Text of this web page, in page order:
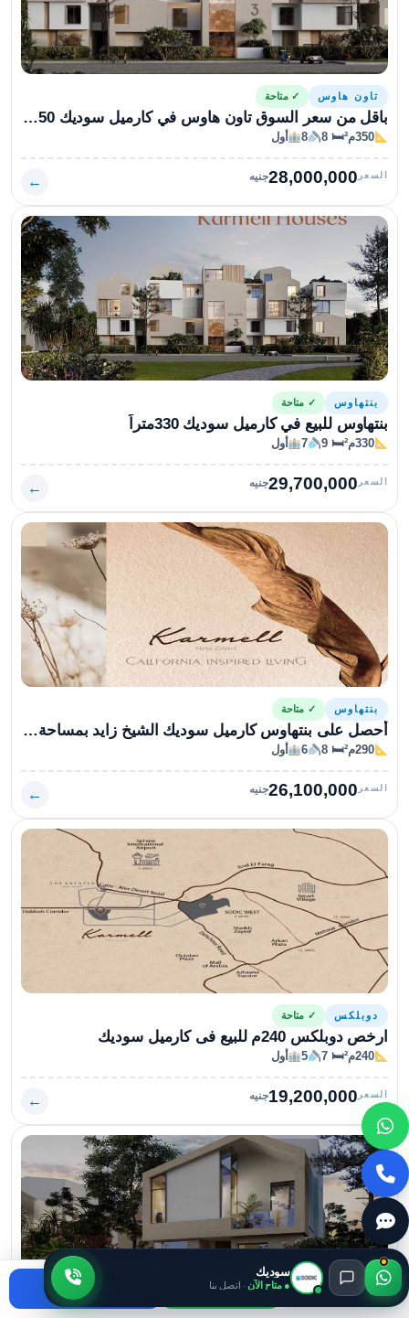
تاون هاوس ✓ متاحة
باقل من سعر السوق تاون هاوس في كارميل سوديك 350م تشطيب كامل
350م² 🛏 8
8 أول
السعر 28,000,000جنيه ←
بنتهاوس ✓ متاحة
بنتهاوس للبيع في كارميل سوديك 330متراً
330م² 🛏 9
7 أول
السعر 29,700,000جنيه ←
بنتهاوس ✓ متاحة
أحصل على بنتهاوس كارميل سوديك الشيخ زايد بمساحة 290متراً
290م² 🛏 8
6 أول
السعر 26,100,000جنيه ←
دوبلكس ✓ متاحة
ارخص دوبلكس 240م للبيع فى كارميل سوديك
240م² 🛏 7
5 أول
السعر 19,200,000جنيه ←
اتصال واتساب استفسر
سوديك
● متاح الآن · اتصل بنا